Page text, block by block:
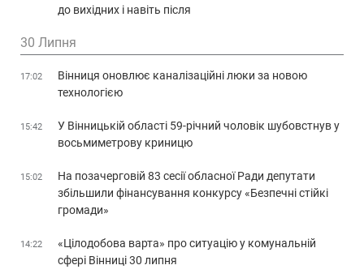
до вихідних і навіть після
30 Липня
17:02
Вінниця оновлює каналізаційні люки за новою
технологією
15:42
У Вінницькій області 59-річний чоловік шубовстнув у
восьмиметрову криницю
15:02
На позачерговій 83 сесії обласної Ради депутати
збільшили фінансування конкурсу «Безпечні стійкі
громади»
14:22
«Цілодобова варта» про ситуацію у комунальній
сфері Вінниці 30 липня